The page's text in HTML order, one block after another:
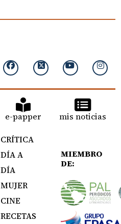
e-papper mis noticias
CRÍTICA
DÍA A
DÍA
MUJER
CINE
RECETAS
MIEMBRO
DE: